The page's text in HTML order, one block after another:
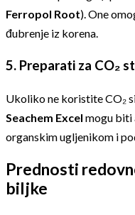
Ferropol Root). One
đubrenje iz korena.
5. Preparati za CO₂
Ukoliko ne koristite CO₂
Seachem Excel mogu biti
organskim ugljenikom i
Prednosti
biljke